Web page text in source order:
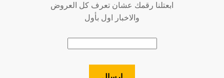
ابعتلنا رقمك عشان تعرف كل العروض
والاخبار اول بأول